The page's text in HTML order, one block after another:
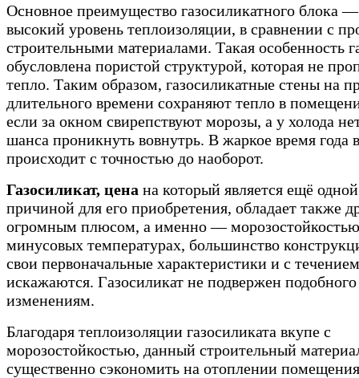
Основное преимущество газосиликатного блока
высокий уровень теплоизоляции, в сравнении с
строительными материалами. Такая особенность
обусловлена пористой структурой, которая не
тепло. Таким образом, газосиликатные стены на
длительного времени сохраняют тепло в
если за окном свирепствуют морозы, а у холода
шанса проникнуть вовнутрь. В жаркое время года
происходит с точностью до наоборот.
Газосиликат, цена на который является ещё
причиной для его приобретения, обладает также
огромным плюсом, а именно —
минусовых температурах, большинство
свои первоначальные характеристики и с
искажаются. Газосиликат не подвержен подобного
изменениям.
Благодаря теплоизоляции газосиликата вкупе с
морозостойкостью, данный строительный
существенно сэкономить на отоплении